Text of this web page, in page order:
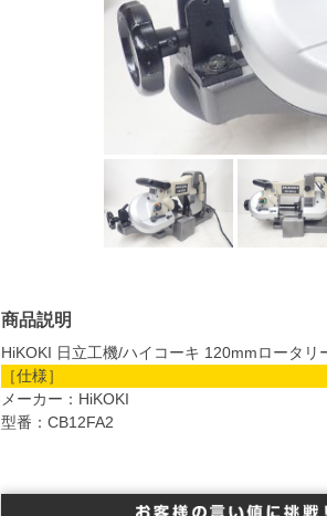
商品説明
HiKOKI 日立工機/ハイコーキ 120mmロータリ
［仕様］
メーカー：HiKOKI
型番：CB12FA2